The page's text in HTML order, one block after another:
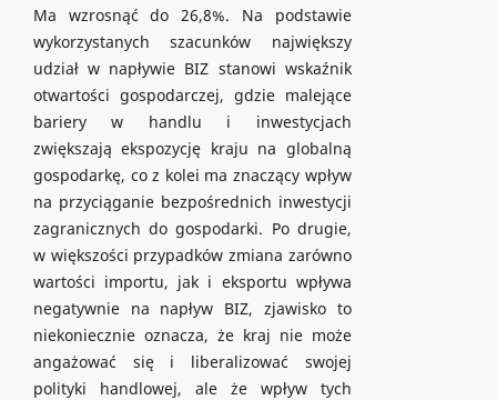
Ma wzrosnąć do 26,8%. Na podstawie
wykorzystanych szacunków największy
udział w napływie BIZ stanowi wskaźnik
otwartości gospodarczej, gdzie malejące
bariery w handlu i inwestycjach
zwiększają ekspozycję kraju na globalną
gospodarkę, co z kolei ma znaczący wpływ
na przyciąganie bezpośrednich inwestycji
zagranicznych do gospodarki. Po drugie,
w większości przypadków zmiana zarówno
wartości importu, jak i eksportu wpływa
negatywnie na napływ BIZ, zjawisko to
niekoniecznie oznacza, że kraj nie może
angażować się i liberalizować swojej
polityki handlowej, ale że wpływ tych